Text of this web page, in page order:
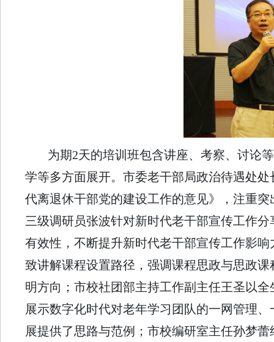
为期2天的培训班包含讲座、考察、讨论
学等多方面展开。市委老干部局政治待遇处
代离退休干部党的建设工作的意见》，注重
三级调研员张波针对新时代老干部宣传工作
有效性，不断提升新时代老干部宣传工作影
致讲解课程设置路径，强调课程思政与思政
明方向；市校社团部主持工作副主任王圣以
展示数字化时代对老年学习团队的一网管理
展提供了思路与范例；市校编研室主任孙梦